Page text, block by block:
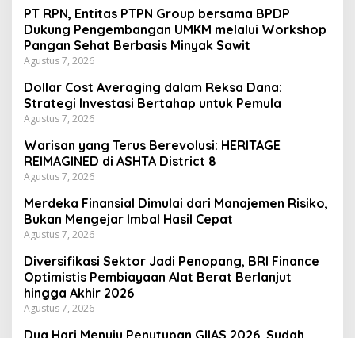
PT RPN, Entitas PTPN Group bersama BPDP
Dukung Pengembangan UMKM melalui Workshop
Pangan Sehat Berbasis Minyak Sawit
Agustus 7, 2026
Dollar Cost Averaging dalam Reksa Dana:
Strategi Investasi Bertahap untuk Pemula
Agustus 7, 2026
Warisan yang Terus Berevolusi: HERITAGE
REIMAGINED di ASHTA District 8
Agustus 7, 2026
Merdeka Finansial Dimulai dari Manajemen Risiko,
Bukan Mengejar Imbal Hasil Cepat
Agustus 7, 2026
Diversifikasi Sektor Jadi Penopang, BRI Finance
Optimistis Pembiayaan Alat Berat Berlanjut
hingga Akhir 2026
Agustus 7, 2026